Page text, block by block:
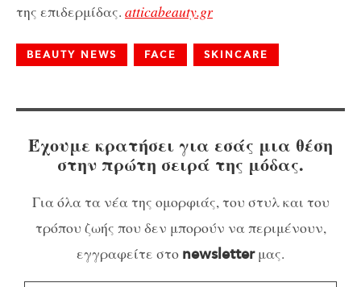
της επιδερμίδας. atticabeauty.gr
BEAUTY NEWS FACE SKINCARE
Έχουμε κρατήσει για εσάς μια θέση
στην πρώτη σειρά της μόδας.
Για όλα τα νέα της ομορφιάς, του στυλ και του
τρόπου ζωής που δεν μπορούν να περιμένουν,
εγγραφείτε στο newsletterμας.